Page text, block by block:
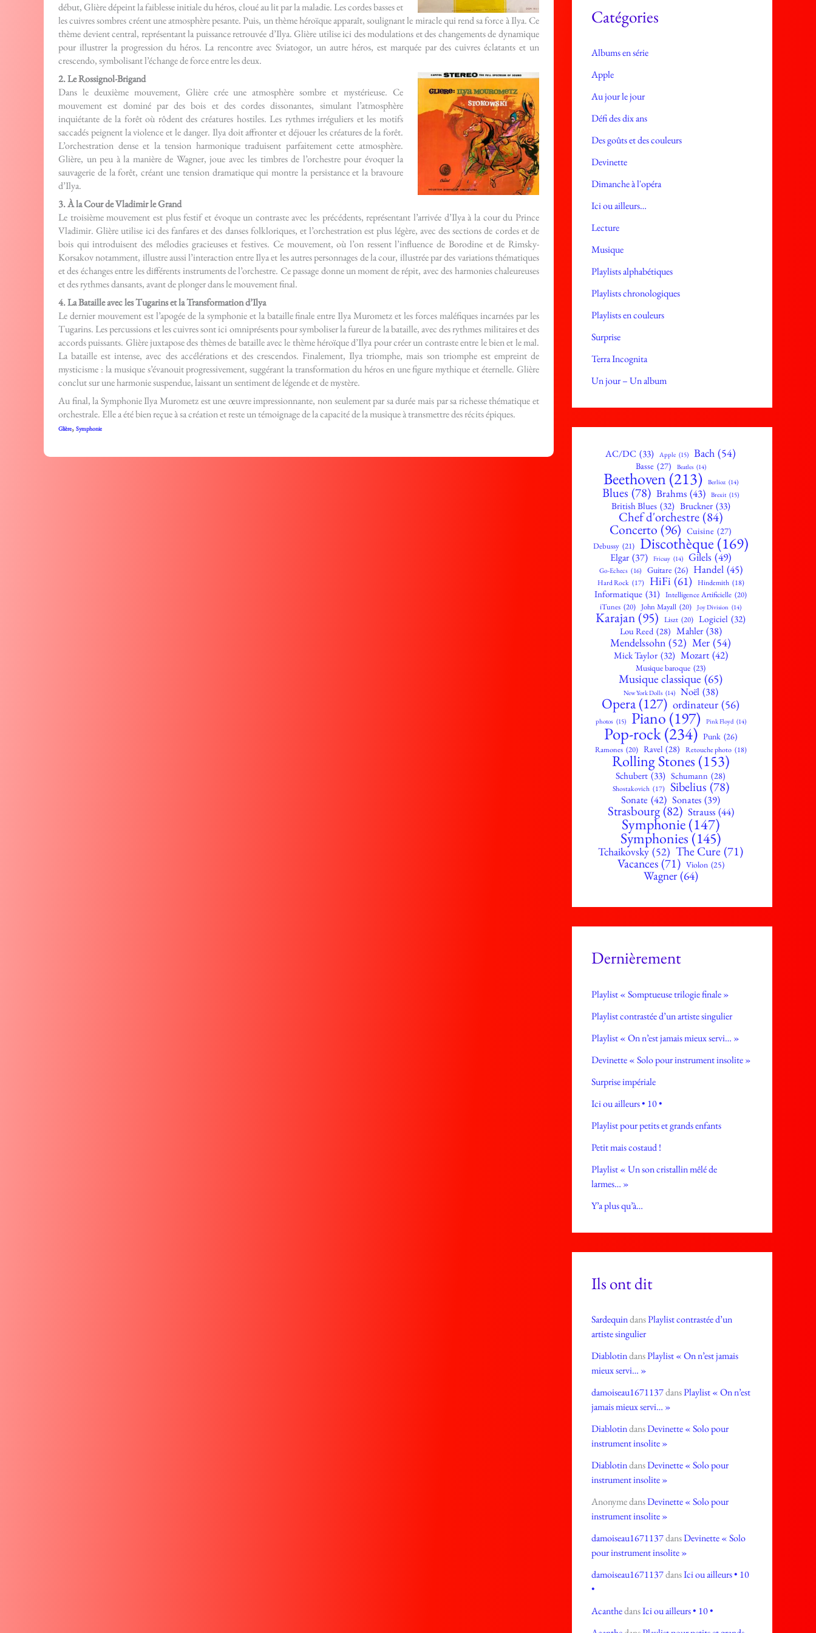
début, Glière dépeint la faiblesse initiale du héros, cloué au lit par la maladie. Les cordes basses et
les cuivres sombres créent une atmosphère pesante. Puis, un thème héroïque apparaît, soulignant le miracle qui rend sa force à Ilya. Ce
thème devient central, représentant la puissance retrouvée d’Ilya. Glière utilise ici des modulations et des changements de dynamique
pour illustrer la progression du héros. La rencontre avec Sviatogor, un autre héros, est marquée par des cuivres éclatants et un
crescendo, symbolisant l’échange de force entre les deux.
2. Le Rossignol-Brigand
Dans le deuxième mouvement, Glière crée une atmosphère sombre et mystérieuse. Ce
mouvement est dominé par des bois et des cordes dissonantes, simulant l’atmosphère
inquiétante de la forêt où rôdent des créatures hostiles. Les rythmes irréguliers et les motifs
saccadés peignent la violence et le danger. Ilya doit affronter et déjouer les créatures de la forêt.
L’orchestration dense et la tension harmonique traduisent parfaitement cette atmosphère.
Glière, un peu à la manière de Wagner, joue avec les timbres de l’orchestre pour évoquer la
sauvagerie de la forêt, créant une tension dramatique qui montre la persistance et la bravoure
d’Ilya.
3. À la Cour de Vladimir le Grand
Le troisième mouvement est plus festif et évoque un contraste avec les précédents, représentant l’arrivée d’Ilya à la cour du Prince
Vladimir. Glière utilise ici des fanfares et des danses folkloriques, et l’orchestration est plus légère, avec des sections de cordes et de
bois qui introduisent des mélodies gracieuses et festives. Ce mouvement, où l’on ressent l’influence de Borodine et de Rimsky-
Korsakov notamment, illustre aussi l’interaction entre Ilya et les autres personnages de la cour, illustrée par des variations thématiques
et des échanges entre les différents instruments de l’orchestre. Ce passage donne un moment de répit, avec des harmonies chaleureuses
et des rythmes dansants, avant de plonger dans le mouvement final.
4. La Bataille avec les Tugarins et la Transformation d’Ilya
Le dernier mouvement est l’apogée de la symphonie et la bataille finale entre Ilya Murometz et les forces maléfiques incarnées par les
Tugarins. Les percussions et les cuivres sont ici omniprésents pour symboliser la fureur de la bataille, avec des rythmes militaires et des
accords puissants. Glière juxtapose des thèmes de bataille avec le thème héroïque d’Ilya pour créer un contraste entre le bien et le mal.
La bataille est intense, avec des accélérations et des crescendos. Finalement, Ilya triomphe, mais son triomphe est empreint de
mysticisme : la musique s’évanouit progressivement, suggérant la transformation du héros en une figure mythique et éternelle. Glière
conclut sur une harmonie suspendue, laissant un sentiment de légende et de mystère.
Au final, la Symphonie Ilya Murometz est une œuvre impressionnante, non seulement par sa durée mais par sa richesse thématique et
orchestrale. Elle a été bien reçue à sa création et reste un témoignage de la capacité de la musique à transmettre des récits épiques.
Glière, Symphonie
sCatégories
Albums en série
Apple
Au jour le jour
Défi des dix ans
Des goûts et des couleurs
Devinette
Dimanche à l'opéra
Ici ou ailleurs…
Lecture
Musique
Playlists alphabétiques
Playlists chronologiques
Playlists en couleurs
Surprise
Terra Incognita
Un jour – Un album
AC/DC (33) Apple (15) Bach (54)
Basse (27) Beatles (14)
Beethoven (213) Berlioz (14)
Blues (78) Brahms (43) Brexit (15)
British Blues (32) Bruckner (33)
Chef d'orchestre (84)
Concerto (96) Cuisine (27)
Debussy (21) Discothèque (169)
Elgar (37) Fricsay (14) Gilels (49)
Go-Echecs (16) Guitare (26) Handel (45)
Hard Rock (17) HiFi (61) Hindemith (18)
Informatique (31) Intelligence Artificielle (20)
iTunes (20) John Mayall (20) Joy Division (14)
Karajan(95) Liszt (20) Logiciel (32)
Lou Reed (28) Mahler (38)
Mendelssohn (52) Mer (54)
Mick Taylor (32) Mozart (42)
Musique baroque (23)
Musique classique (65)
New York Dolls (14) Noël (38)
Opera (127) ordinateur (56)
photos (15) Piano (197) Pink Floyd (14)
Pop-rock(234) Punk (26)
Ramones (20) Ravel (28) Retouche photo (18)
Rolling Stones (153)
Schubert (33) Schumann (28)
Shostakovich (17) Sibelius (78)
Sonate (42) Sonates (39)
Strasbourg (82) Strauss (44)
Symphonie (147)
Symphonies(145)
Tchaikovsky (52) The Cure(71)
Vacances (71) Violon (25)
Wagner (64)
Dernièrement
Playlist « Somptueuse trilogie finale »
Playlist contrastée d’un artiste singulier
Playlist « On n’est jamais mieux servi… »
Devinette « Solo pour instrument insolite »
Surprise impériale
Ici ou ailleurs • 10 •
Playlist pour petits et grands enfants
Petit mais costaud !
Playlist « Un son cristallin mêlé de
larmes… »
Y’a plus qu’à…
Ils ont dit
SardequindansPlaylist contrastée d’un
artiste singulier
DiablotindansPlaylist « On n’est jamais
mieux servi… »
damoiseau1671137dansPlaylist « On n’est
jamais mieux servi… »
DiablotindansDevinette « Solo pour
instrument insolite »
DiablotindansDevinette « Solo pour
instrument insolite »
AnonymedansDevinette « Solo pour
instrument insolite »
damoiseau1671137dansDevinette « Solo
pour instrument insolite »
damoiseau1671137dansIci ou ailleurs • 10
•
AcanthedansIci ou ailleurs • 10 •